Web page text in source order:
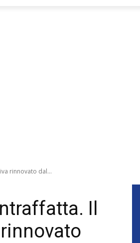
rinnovato dal...
Il